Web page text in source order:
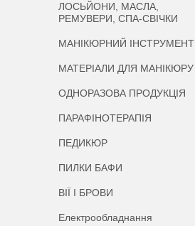
ЛОСЬЙОНИ, МАСЛА,
РЕМУВЕРИ, СПА-СВІЧКИ
МАНІКЮРНИЙ ІНСТРУМЕНТ
МАТЕРІАЛИ ДЛЯ МАНІКЮРУ
ОДНОРАЗОВА ПРОДУКЦІЯ
ПАРАФІНОТЕРАПІЯ
ПЕДИКЮР
ПИЛКИ БАФИ
ВІЇ І БРОВИ
Електрообладнання